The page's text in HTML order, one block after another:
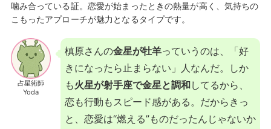
噛み合っている証。恋愛が始まったときの熱量が高く、気持ちの
こもったアプローチが魅力となるタイプです。
占星術師
Yoda
槙原さんの金星が牡羊っていうのは、「好
きになったら止まらない」人なんだ。しか
も火星が射手座で金星と調和してるから、
恋も行動もスピード感がある。だからきっ
と、恋愛は“燃える”ものだったんじゃないか